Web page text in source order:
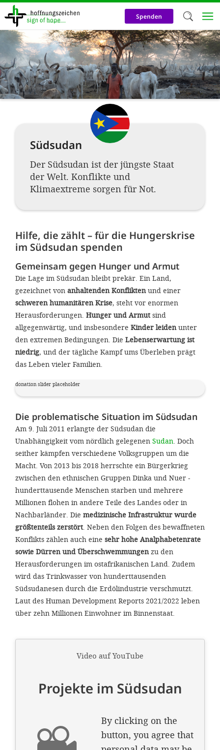
Direkt
zum
Inhalt
Spenden
Südsudan
Der Südsudan ist der jüngste Staat
der Welt. Konflikte und
Klimaextreme sorgen für Not.
Hilfe, die zählt – für die Hungerskrise
im Südsudan spenden
Gemeinsam gegen Hunger und Armut
Die Lage im Südsudan bleibt prekär. Ein Land,
gezeichnet von anhaltenden Konfliktenund einer
schweren humanitären Krise, steht vor enormen
Herausforderungen. Hunger und Armutsind
allgegenwärtig, und insbesondere Kinder leidenunter
den extremen Bedingungen. Die Lebenserwartung ist
niedrig, und der tägliche Kampf ums Überleben prägt
das Leben vieler Familien.
donation slider placeholder
Die problematische Situation im Südsudan
Am 9. Juli 2011 erlangte der Südsudan die
Unabhängigkeit vom nördlich gelegenen Sudan. Doch
seither kämpfen verschiedene Volksgruppen um die
Macht. Von 2013 bis 2018 herrschte ein Bürgerkrieg
zwischen den ethnischen Gruppen Dinka und Nuer -
hunderttausende Menschen starben und mehrere
Millionen flohen in andere Teile des Landes oder in
Nachbarländer. Die medizinische Infrastruktur wurde
größtenteils zerstört. Neben den Folgen des bewaffneten
Konflikts zählen auch eine sehr hohe Analphabetenrate
sowie Dürren und Überschwemmungenzu den
Herausforderungen im ostafrikanischen Land. Zudem
wird das Trinkwasser von hunderttausenden
Südsudanesen durch die Erdölindustrie verschmutzt.
Laut des Human Development Reports 2021/2022 leben
über zehn Millionen Einwohner im Binnenstaat.
Herzlich
Wir
auf
Neben
den
Sie
'Cookie-
Impressum
ALLEN